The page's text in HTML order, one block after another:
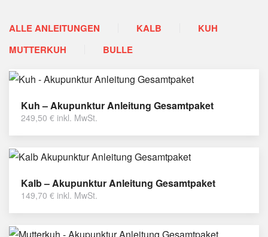
ALLE ANLEITUNGEN KALB
KUH
MUTTERKUH
BULLE
Kuh – Akupunktur Anleitung Gesamtpaket
249,50 € inkl. MwSt.
Kalb – Akupunktur Anleitung Gesamtpaket
149,70 € inkl. MwSt.